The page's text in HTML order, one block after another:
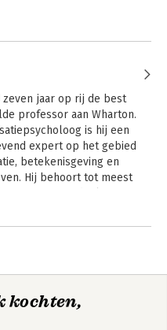
zeven jaar op rij de best
professor aan Wharton.
is hij een
expert op het gebied
betekenisgeving en
Hij behoort tot meest
de #1 New York Times
en WorkLife zijn
talks hebben meer dan 30
Adam Grant
kochten,